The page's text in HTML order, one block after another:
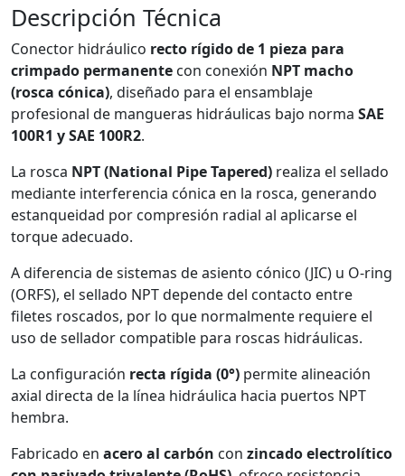
Descripción Técnica
Conector hidráulico recto rígido de 1 pieza para
crimpado permanente con conexión NPT macho
(rosca cónica), diseñado para el ensamblaje
profesional de mangueras hidráulicas bajo norma SAE
100R1 y SAE 100R2.
La rosca NPT (National Pipe Tapered) realiza el sellado
mediante interferencia cónica en la rosca, generando
estanqueidad por compresión radial al aplicarse el
torque adecuado.
A diferencia de sistemas de asiento cónico (JIC) u O-ring
(ORFS), el sellado NPT depende del contacto entre
filetes roscados, por lo que normalmente requiere el
uso de sellador compatible para roscas hidráulicas.
La configuración recta rígida (0°) permite alineación
axial directa de la línea hidráulica hacia puertos NPT
hembra.
Fabricado en acero al carbón con zincado electrolítico